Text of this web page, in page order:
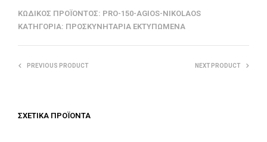
ΚΩΔΙΚΌΣ ΠΡΟΪΌΝΤΟΣ: PRO-150-AGIOS-NIKOLAOS
ΚΑΤΗΓΟΡΊΑ: ΠΡΟΣΚΥΝΗΤΆΡΙΑ ΕΚΤΥΠΩΜΈΝΑ
PREVIOUS PRODUCT NEXT PRODUCT
ΣΧΕΤΙΚΆ ΠΡΟΪΌΝΤΑ